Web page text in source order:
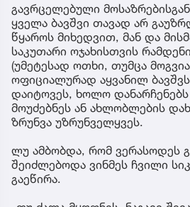
გავრცელებული
ყველა ბავშვი თავად არ
წყაროს მიხედვით, მან და
საკუთარი ოჯახისთვის
(უმეტესად ოთხი, თუმცა
ოფიციალურად აყვანილ
დაიტოვეს, ხოლო
მოუძებნეს ან ახლობლების
ზრუნვა უზრუნველყვეს.
ლუ ამბობდა, რომ ვერასოდეს
შეიძლებოდა ვინმეს ჩვილი
გაეწირა.